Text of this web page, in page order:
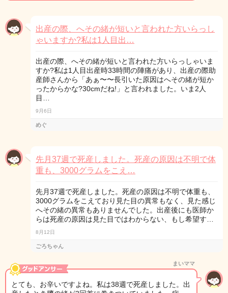
出産の際、へその緒が短いと言われた方いらっし
ゃいますか?私は1人目出…
出産の際、へその緒が短いと言われた方いらっしゃいま
すか?私は1人目出産時33時間の陣痛があり、出産の際助
産師さんから「あぁ〜〜長引いた原因はへその緒が短か
ったからかな?30cmだね!」と言われました。いま2人
目…
9月6日
めぐ
先月37週で死産しました。死産の原因は不明で体
重も、3000グラムをこえ…
先月37週で死産しました。死産の原因は不明で体重も、
3000グラムをこえており見た目の異常もなく、見た感じ
へその緒の異常もありませんでした。出産後にも医師か
らは死産の原因は見た目ではわからない、もし希望す…
8月12日
ごろちゃん
まいママ
とても、お辛いですよね。私は38週で死産しました。出